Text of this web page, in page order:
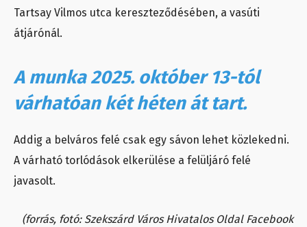
Tartsay Vilmos utca kereszteződésében, a vasúti
átjárónál.
A munka 2025. október 13-tól
várhatóan két héten át tart.
Addig a belváros felé csak egy sávon lehet közlekedni.
A várható torlódások elkerülése a felüljáró felé
javasolt.
(forrás, fotó: Szekszárd Város Hivatalos Oldal Facebook